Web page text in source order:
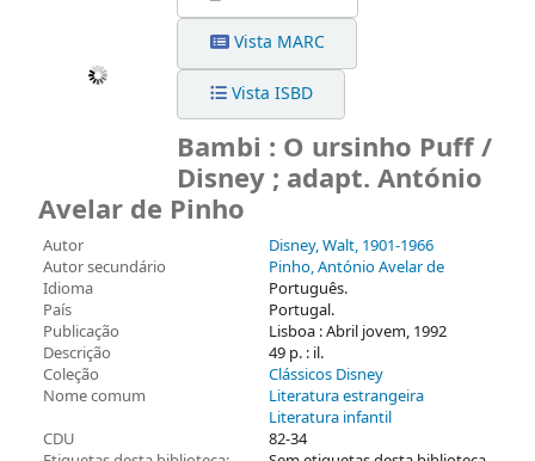
Vista MARC
Vista ISBD
Bambi : O ursinho Puff /
Disney ; adapt. António
Avelar de Pinho
Autor Disney, Walt, 1901-1966
Autor secundário
Pinho, António Avelar de
Idioma
Português.
País
Portugal.
Publicação
Lisboa : Abril jovem, 1992
Descrição
49 p. : il.
Coleção
Clássicos Disney
Nome comum
Literatura estrangeira
Literatura infantil
CDU
82-34